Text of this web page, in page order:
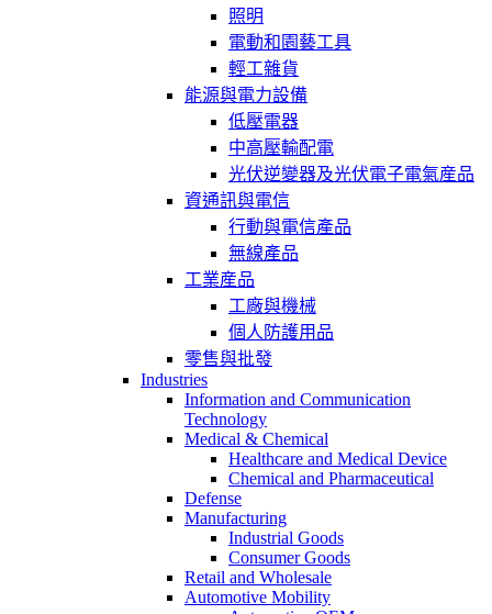
照明
電動和園藝工具
輕工雜貨
能源與電力設備
低壓電器
中高壓輸配電
光伏逆變器及光伏電子電氣産品
資通訊與電信
行動與電信產品
無線產品
工業産品
工廠與機械
個人防護用品
零售與批發
Industries
Information and Communication
Technology
Medical & Chemical
Healthcare and Medical Device
Chemical and Pharmaceutical
Defense
Manufacturing
Industrial Goods
Consumer Goods
Retail and Wholesale
Automotive Mobility